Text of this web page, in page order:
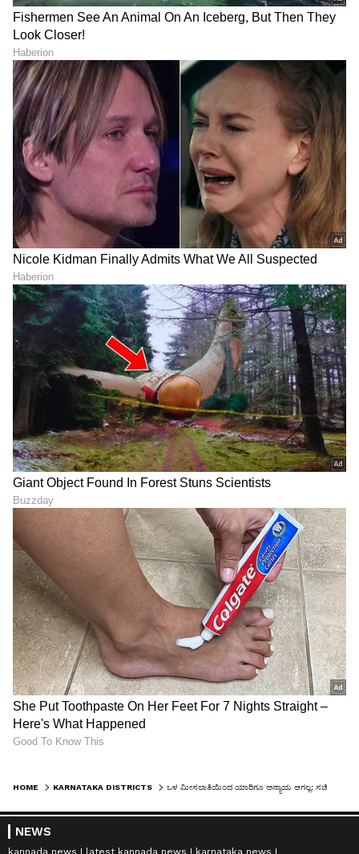
HOME KARNATAKA DISTRICTS
NEWS
kannada news latest kannada news
karnataka news